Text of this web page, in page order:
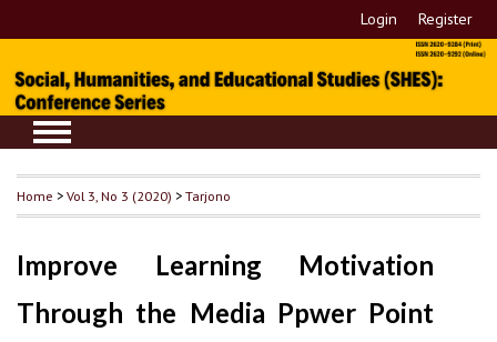
Login Register
Home >Vol 3, No 3 (2020) >Tarjono
Improve Learning Motivation
Through the Media Ppwer Point